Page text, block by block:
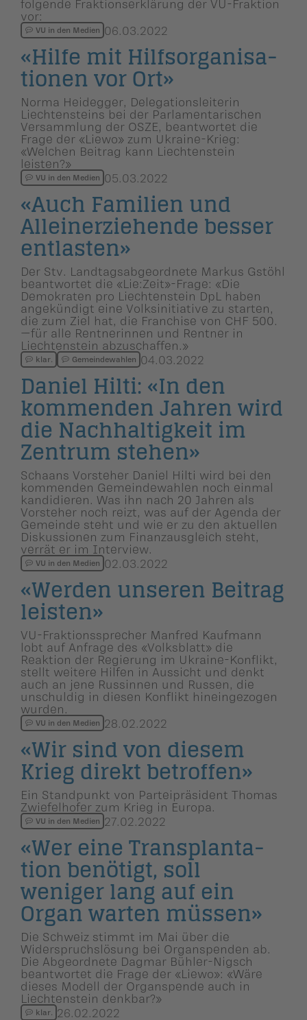
folgende Fraktionserklärung der VU-Fraktion
vor:
VU in den Medien 06.03.2022
«Hilfe mit Hilfsorga­ni­sa­
tionen vor Ort»
Norma Heidegger, Delegationsleiterin
Liechtensteins bei der Parlamentarischen
Versammlung der OSZE, beantwortet die
Frage der «Liewo» zum Ukraine-Krieg:
«Welchen Beitrag kann Liechtenstein
leisten?»
VU in den Medien 05.03.2022
«Auch Familien und
Alleiner­zie­hende besser
entlasten»
Der Stv. Landtagsabgeordnete Markus Gstöhl
beantwortet die «Lie:Zeit»-Frage: «Die
Demokraten pro Liechtenstein DpL haben
angekündigt eine Volksinitiative zu starten,
die zum Ziel hat, die Franchise von CHF 500.
—für alle Rentnerinnen und Rentner in
Liechtenstein abzuschaffen.»
klar. Gemeindewahlen 04.03.2022
Daniel Hilti: «In den
kommenden Jahren wird
die Nachhaltig­keit im
Zentrum stehen»
Schaans Vorsteher Daniel Hilti wird bei den
kommenden Gemeindewahlen noch einmal
kandidieren. Was ihn nach 20 Jahren als
Vorsteher noch reizt, was auf der Agenda der
Gemeinde steht und wie er zu den aktuellen
Diskussionen zum Finanzausgleich steht,
verrät er im Interview.
VU in den Medien 02.03.2022
«Werden unseren Beitrag
leisten»
VU-Fraktionssprecher Manfred Kaufmann
lobt auf Anfrage des «Volksblatt» die
Reaktion der Regierung im Ukraine-Konflikt,
stellt weitere Hilfen in Aussicht und denkt
auch an jene Russinnen und Russen, die
unschuldig in diesen Konflikt hineingezogen
wurden.
VU in den Medien 28.02.2022
«Wir sind von diesem
Krieg direkt betroffen»
Ein Standpunkt von Parteipräsident Thomas
Zwiefelhofer zum Krieg in Europa.
VU in den Medien 27.02.2022
«Wer eine Transplan­ta­
tion benötigt, soll
weniger lang auf ein
Organ warten müssen»
Die Schweiz stimmt im Mai über die
Widerspruchslösung bei Organspenden ab.
Die Abgeordnete Dagmar Bühler-Nigsch
beantwortet die Frage der «Liewo»: «Wäre
dieses Modell der Organspende auch in
Liechtenstein denkbar?»
klar. 26.02.2022